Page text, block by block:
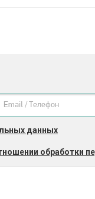
данных
обработки